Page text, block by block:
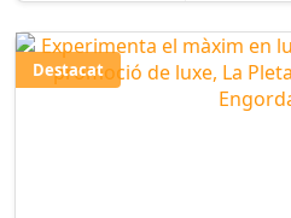
Destacat